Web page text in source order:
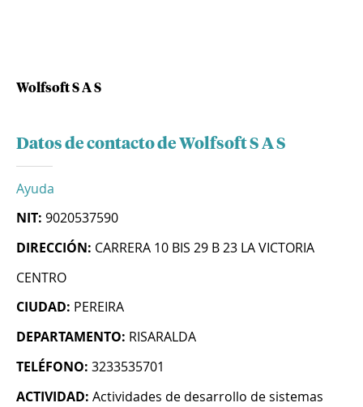
Wolfsoft S A S
Datos de contacto de Wolfsoft S A S
Ayuda
NIT: 9020537590
DIRECCIÓN: CARRERA 10 BIS 29 B 23 LA VICTORIA
CENTRO
CIUDAD: PEREIRA
DEPARTAMENTO: RISARALDA
TELÉFONO: 3233535701
ACTIVIDAD: Actividades de desarrollo de sistemas